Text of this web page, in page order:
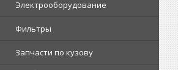
Электрооборудование
Фильтры
Запчасти по кузову